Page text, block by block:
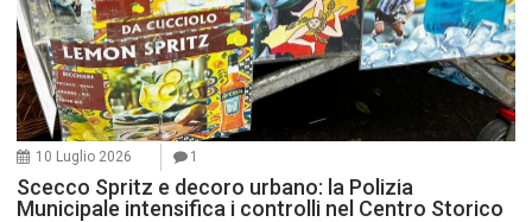
10 Luglio 2026 1
Scecco Spritz e decoro urbano: la Polizia
Municipale intensifica i controlli nel Centro Storico